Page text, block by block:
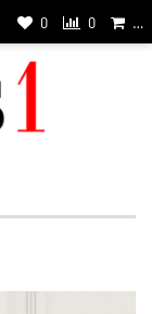
0 0 …